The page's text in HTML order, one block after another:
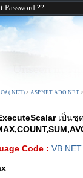
Password ??
C# (.NET) > ASP.NET ADO.NET >
เป็นชุด
Code : VB.NET